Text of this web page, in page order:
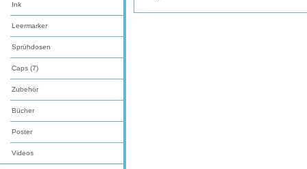
Ink
Leermarker
Sprühdosen
Caps (7)
Zubehör
Bücher
Poster
Videos